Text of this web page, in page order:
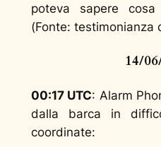
poteva sapere
(Fonte: testimonianza
14/
00:17 UTC: Alarm
dalla barca in
coordinate: